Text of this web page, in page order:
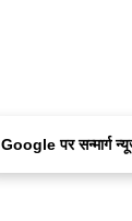
Google पर सन्मार्ग